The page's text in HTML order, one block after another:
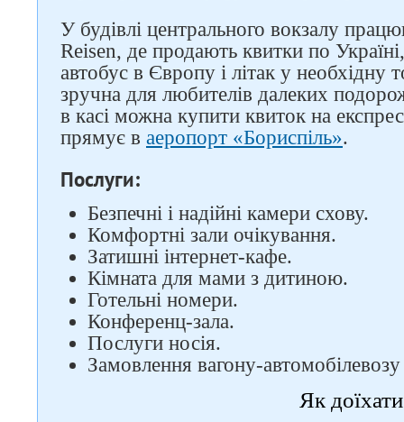
У будівлі центрального вокзалу
Reisen, де продають квитки по
автобус в Європу і літак у необхідну
зручна для любителів далеких
в касі можна купити квиток на
прямує в аеропорт «Бориспіль».
Послуги:
Безпечні і надійні камери схову.
Комфортні зали очікування.
Затишні інтернет-кафе.
Кімната для мами з дитиною.
Готельні номери.
Конференц-зала.
Послуги носія.
Замовлення вагону-
Як доїхати
Слідкуйте за нами в
соцмережах